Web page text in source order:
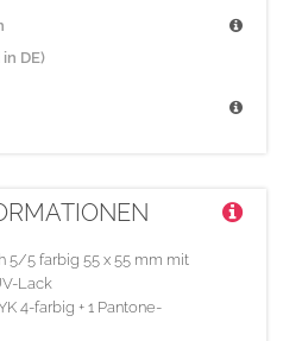
DE)
5/5 farbig 55 x 55 mm mit
Lack
4-farbig + 1 Pantone-